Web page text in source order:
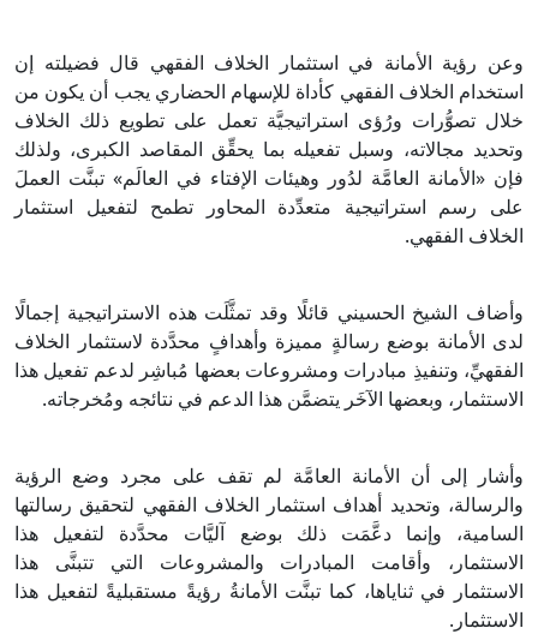
وعن رؤية الأمانة في استثمار الخلاف الفقهي قال فضيلته إن
استخدام الخلاف الفقهي كأداة للإسهام الحضاري يجب أن يكون من
خلال تصوُّرات ورُؤى استراتيجيَّة تعمل على تطويع ذلك الخلاف
وتحديد مجالاته، وسبل تفعيله بما يحقِّق المقاصد الكبرى، ولذلك
فإن «الأمانة العامَّة لدُور وهيئات الإفتاء في العالَم» تبنَّت العملَ
على رسم استراتيجية متعدِّدة المحاور تطمح لتفعيل استثمار
الخلاف الفقهي.
وأضاف الشيخ الحسيني قائلًا وقد تمثَّلَت هذه الاستراتيجية إجمالًا
لدى الأمانة بوضع رسالةٍ مميزة وأهدافٍ محدَّدة لاستثمار الخلاف
الفقهيِّ، وتنفيذِ مبادرات ومشروعات بعضها مُباشِر لدعم تفعيل هذا
الاستثمار، وبعضها الآخَر يتضمَّن هذا الدعم في نتائجه ومُخرجاته.
وأشار إلى أن الأمانة العامَّة لم تقف على مجرد وضع الرؤية
والرسالة، وتحديد أهداف استثمار الخلاف الفقهي لتحقيق رسالتها
السامية، وإنما دعَّمَت ذلك بوضع آليَّات محدَّدة لتفعيل هذا
الاستثمار، وأقامت المبادرات والمشروعات التي تتبنَّى هذا
الاستثمار في ثناياها، كما تبنَّت الأمانةُ رؤيةً مستقبليةً لتفعيل هذا
الاستثمار.